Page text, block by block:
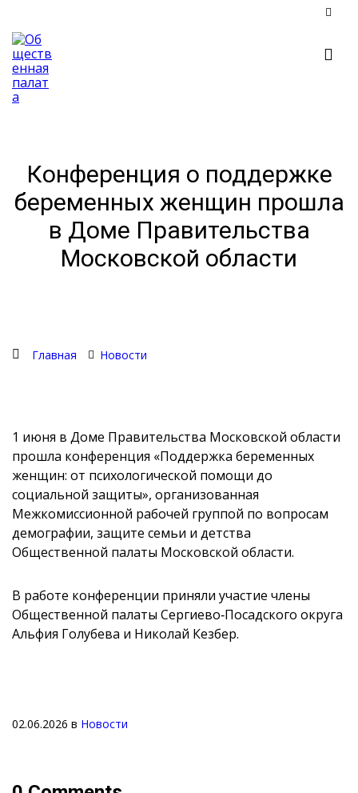
Конференция о поддержке
беременных женщин прошла
в Доме Правительства
Московской области
Главная Новости
1 июня в Доме Правительства Московской области
прошла конференция «Поддержка беременных
женщин: от психологической помощи до
социальной защиты», организованная
Межкомиссионной рабочей группой по вопросам
демографии, защите семьи и детства
Общественной палаты Московской области.
В работе конференции приняли участие члены
Общественной палаты Сергиево‑Посадского округа
Альфия Голубева и Николай Кезбер.
02.06.2026 в Новости